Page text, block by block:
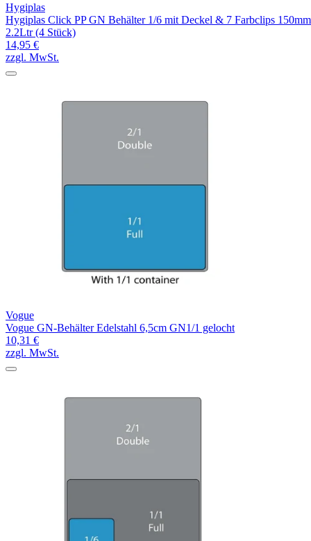
Hygiplas
Hygiplas Click PP GN Behälter 1/6 mit Deckel & 7 Farbclips 150mm
2.2Ltr (4 Stück)
14,95 €
zzgl. MwSt.
Vogue
Vogue GN-Behälter Edelstahl 6,5cm GN1/1 gelocht
10,31 €
zzgl. MwSt.